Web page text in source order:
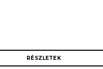
RÉSZLETEK